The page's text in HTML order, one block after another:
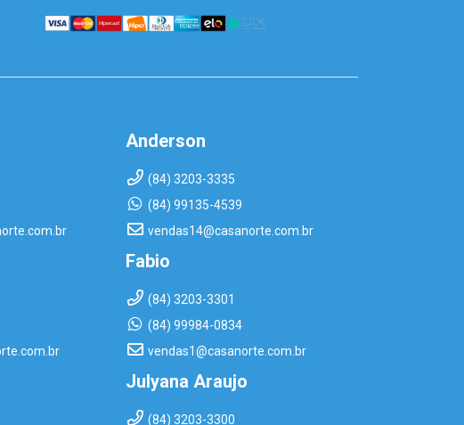
Anderson
(84) 3203-3335
(84) 99135-4539
vendas14@casanorte.com.br
Fabio
(84) 3203-3301
(84) 99984-0834
vendas1@casanorte.com.br
Julyana Araujo
(84) 3203-3300